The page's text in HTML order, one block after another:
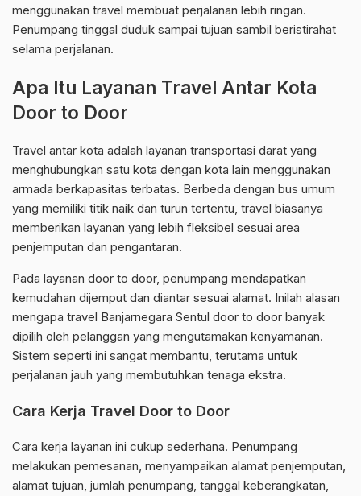
menggunakan travel membuat perjalanan lebih ringan.
Penumpang tinggal duduk sampai tujuan sambil beristirahat
selama perjalanan.
Apa Itu Layanan Travel Antar Kota
Door to Door
Travel antar kota adalah layanan transportasi darat yang
menghubungkan satu kota dengan kota lain menggunakan
armada berkapasitas terbatas. Berbeda dengan bus umum
yang memiliki titik naik dan turun tertentu, travel biasanya
memberikan layanan yang lebih fleksibel sesuai area
penjemputan dan pengantaran.
Pada layanan door to door, penumpang mendapatkan
kemudahan dijemput dan diantar sesuai alamat. Inilah alasan
mengapa travel Banjarnegara Sentul door to door banyak
dipilih oleh pelanggan yang mengutamakan kenyamanan.
Sistem seperti ini sangat membantu, terutama untuk
perjalanan jauh yang membutuhkan tenaga ekstra.
Cara Kerja Travel Door to Door
Cara kerja layanan ini cukup sederhana. Penumpang
melakukan pemesanan, menyampaikan alamat penjemputan,
alamat tujuan, jumlah penumpang, tanggal keberangkatan,